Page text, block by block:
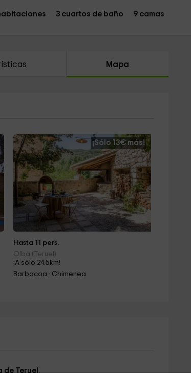
3 cuartos de baño 9 camas
Mapa
¡Sólo 13€ más!
Hasta 11 pers.
Olba (Teruel)
¡A sólo 24.5km!
Barbacoa · Chimenea
de Teruel .